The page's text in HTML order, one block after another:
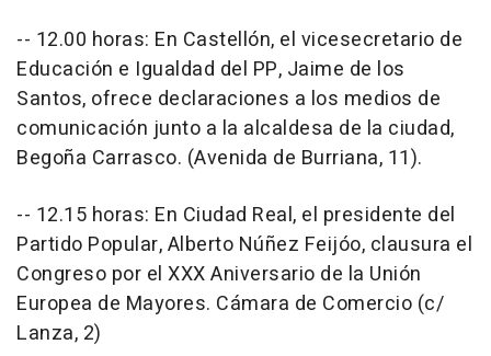
-- 12.00 horas: En Castellón, el vicesecretario de
Educación e Igualdad del PP, Jaime de los
Santos, ofrece declaraciones a los medios de
comunicación junto a la alcaldesa de la ciudad,
Begoña Carrasco. (Avenida de Burriana, 11).
-- 12.15 horas: En Ciudad Real, el presidente del
Partido Popular, Alberto Núñez Feijóo, clausura el
Congreso por el XXX Aniversario de la Unión
Europea de Mayores. Cámara de Comercio (c/
Lanza, 2)